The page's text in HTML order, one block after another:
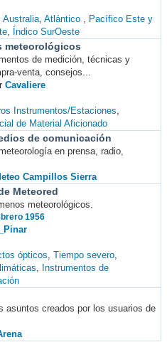
Australia Atlántico
Pacífico Este y
Índico SurOeste
meteorológicos
de medición, técnicas y
venta, consejos...
Cavaliere
Instrumentos/Estaciones
de Material Aficionado
de comunicación
en prensa, radio,
Campillos Sierra
Meteored
meteorológicos.
1956
ópticos Tiempo severo
Instrumentos de
asuntos creados por los usuarios de